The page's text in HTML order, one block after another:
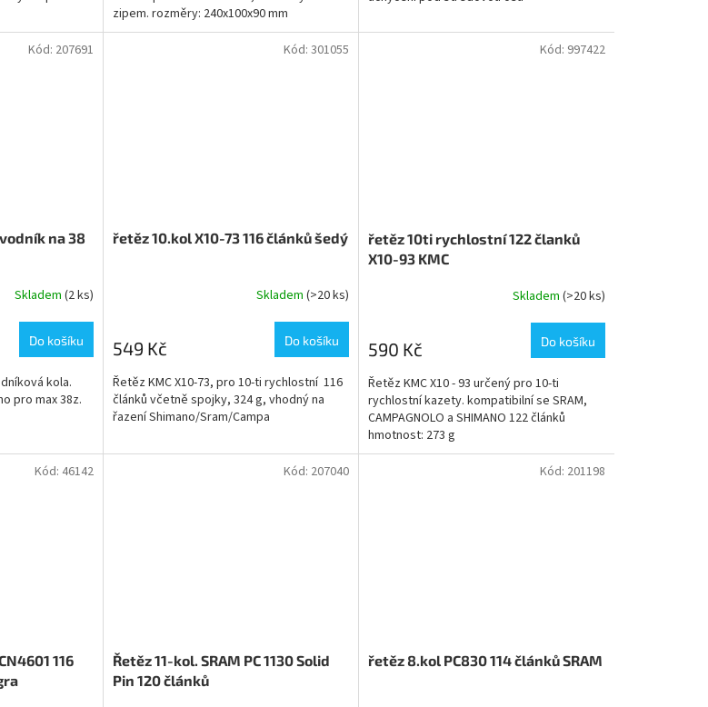
zipem. rozměry: 240x100x90 mm
na 38
Skladem (2 ks)
Do košíku
kola.
pro max 38z.
Kód: 207691
řetěz 10.kol X10-73 116 článků šedý
Skladem (>20 ks)
549 Kč Do košíku
Řetěz KMC X10-73, pro 10-ti rychlostní 116
článků včetně spojky, 324 g, vhodný na
řazení Shimano/Sram/Campa
Kód: 301055
řetěz 10ti rychlostní 122 članků
X10-93 KMC
Skladem (>20 ks)
590 Kč Do košíku
Řetěz KMC X10 - 93 určený pro 10-ti
rychlostní kazety. kompatibilní se SRAM,
CAMPAGNOLO a SHIMANO 122 článků
hmotnost: 273 g
Kód: 997422
116
Kód: 46142
Řetěz 11-kol. SRAM PC 1130 Solid
Pin 120 článků
Kód: 207040
řetěz 8.kol PC830 114 článků SRAM
Kód: 201198